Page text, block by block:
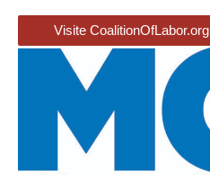
Visite CoalitionOfLabor.org